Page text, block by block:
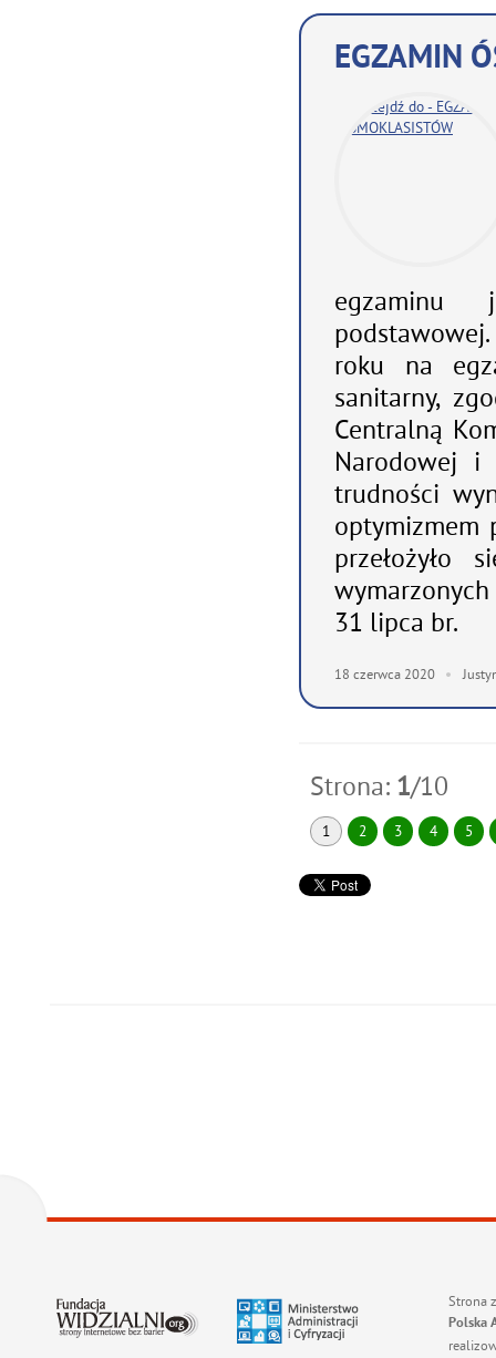
EGZAMIN
egzaminu
roku na
sanitarny,
Centralną
Narodowej i
trudności
optymizmem
31 lipca br.
18 czerwca 2020
Strona: 1/10
1 2 3 4 5
Strona
Polska